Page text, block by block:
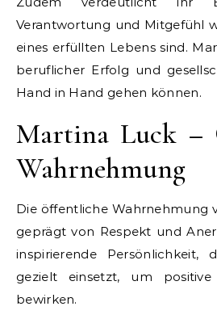
Verantwortung und Mitgefühl
eines erfüllten Lebens sind.
beruflicher Erfolg und
Hand in Hand gehen können.
Martina Luck –
Wahrnehmung
Die öffentliche Wahrnehmung
geprägt von Respekt und
inspirierende Persönlichkeit,
gezielt einsetzt, um positive
bewirken.